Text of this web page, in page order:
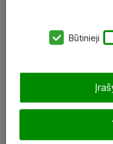
eShop@atea.lt
Būtinieji